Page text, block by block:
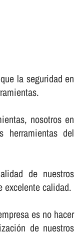
la seguridad en
nosotros en
herramientas del
de nuestros
excelente calidad.
es no hacer
de nuestros